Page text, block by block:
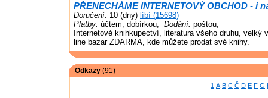
PŘENECHÁME INTERNETOVÝ OBCHOD - i
Doručení: 10 (dny) líbí (15698)
Platby: účtem, dobírkou, Dodání: poštou,
Internetové knihkupectví, literatura všeho druhu, velký
line bazar ZDARMA, kde můžete prodat své knihy.
Odkazy (91)
1 A B C Č D E F G